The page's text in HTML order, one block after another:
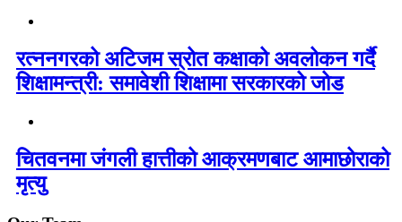
रत्ननगरको अटिजम स्रोत कक्षाको अवलोकन गर्दै
शिक्षामन्त्री: समावेशी शिक्षामा सरकारको जोड
चितवनमा जंगली हात्तीको आक्रमणबाट आमाछोराको
मृत्यु